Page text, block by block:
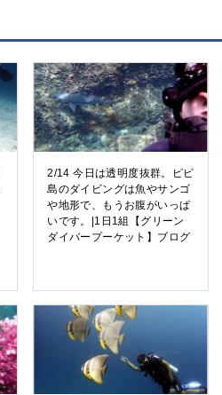
2/14 今日は透明度抜群。ピピ
島のダイビングは魚やサンゴ
や地形で、もうお腹がいっぱ
いです。|1日1組【グリーン
ダイバープーケット】ブログ